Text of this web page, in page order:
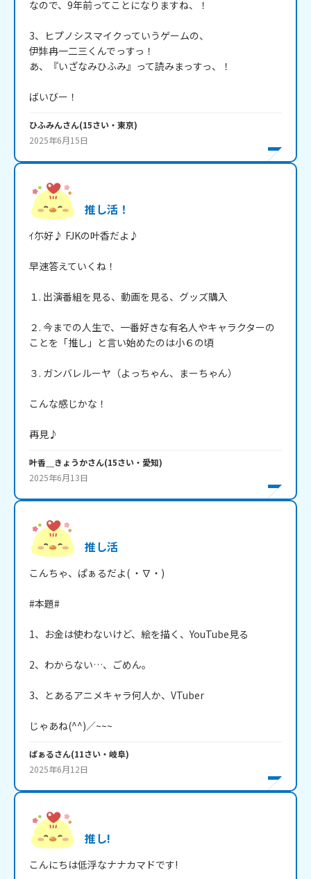
なので、9年前ってことになりますね、！
3、ヒプノシスマイクっていうゲームの、
伊弉冉一二三くんでっすっ！
あ、『いざなみひふみ』って読みまっすっ、！
ばいびー！
ひふみんさん(15さい・ 東京)
2025年6月15日
推し活！
ｲ尓好♪ FJKの叶香だよ♪
早速答えていくね！
１. 出演番組を見る、動画を見る、グッズ購入
２. 今までの人生で、一番好きな有名人やキャラクターの
ことを「推し」と言い始めたのは小６の頃
３. ガンバレルーヤ（よっちゃん、まーちゃん）
こんな感じかな！
叶香＿きょうかさん(15さい・ 愛知)
2025年6月13日
推し活
こんちゃ、ぱぁるだよ( ・∇・)
#本題#
1、お金は使わないけど、絵を描く、YouTube見る
2、わからない…、ごめん。
3、とあるアニメキャラ何人か、VTuber
じゃあね(^^)／~~~
ぱぁるさん(11さい・ 岐阜)
2025年6月12日
推し!
こんにちは低浮なナナカマドです!